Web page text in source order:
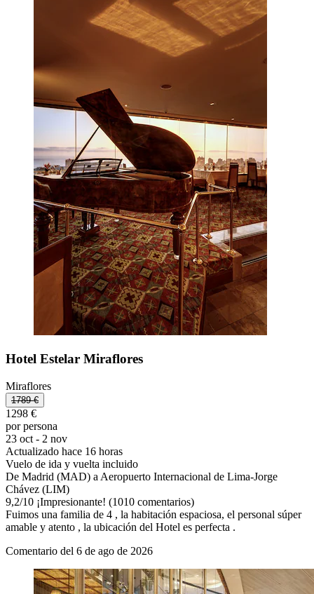
Hotel Estelar Miraflores
Miraflores
1789 €
1298 €
por persona
23 oct - 2 nov
Actualizado hace 16 horas
Vuelo de ida y vuelta incluido
De Madrid (MAD) a Aeropuerto Internacional de Lima-Jorge
Chávez (LIM)
9,2/10 ¡Impresionante! (1010 comentarios)
Fuimos una familia de 4 , la habitación espaciosa, el personal súper
amable y atento , la ubicación del Hotel es perfecta .
Comentario del 6 de ago de 2026